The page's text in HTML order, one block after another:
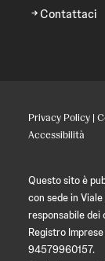
Contattaci
Privacy Policy |
Accessibilità
Questo sito è
con sede in
responsabile
Registro
94579960157.